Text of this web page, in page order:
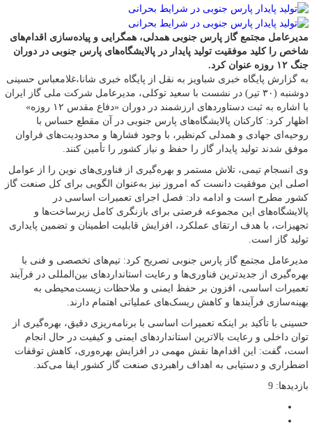
مدیرعامل مجتمع گاز پارس جنوبی همدلی، همگرایی و پیاده‌سازی اقدام‌های
شاخص را کلید موفقیت تولید پایدار در پالایشگاه‌های پارس جنوبی در دوران
جنگ ۱۲ روزه عنوان کرد.
به گزارش پایگاه خبری شباویز به نقل از پایگاه خبری شانا،غلامعباس حسینی
دوشنبه (۳۰ تیر) در نشست با سعید توکلی، مدیرعامل شرکت ملی گاز ایران
با اشاره به ثبت دستاوردهای ارزشمند در دوران «دفاع مقدس ۱۲ روزه»
اظهار کرد: کارکنان پالایشگاه‌های پارس جنوبی در آن مقطع حساس با
روحیه‌ای جهادی و همدلی کم‌نظیر، با وجود فشارها و محدودیت‌های فراوان
موفق شدند تولید پایدار گاز را حفظ و نیاز کشور را تأمین کنند.
وی انسجام تیمی، تلاش مستمر و بهره‌گیری از فناوری‌های نوین را از عوامل
اصلی این موفقیت دانست که امروز نیز به‌عنوان الگویی برای کل صنعت گاز
کشور مطرح است و ادامه داد: فصل اجرای تعمیرات اساسی در
پالایشگاه‌های این مجموعه فرصتی برای بازنگری کامل زیرساخت‌ها و
تجهیزات، با هدف ارتقای عملکرد، افزایش قابلیت اطمینان و تضمین پایداری
تولید گاز است.
مدیرعامل مجتمع گاز پارس جنوبی تصریح کرد: تیم‌های تخصصی و فنی با
بهره‌گیری از جدیدترین فناوری‌ها و رعایت استانداردهای بین‌المللی در فرآیند
تعمیرات اساسی، افزون بر حفظ ایمنی و ملاحظات زیست‌محیطی به
بهینه‌سازی فرآیندها و کاهش ریسک‌های عملیاتی اهتمام دارند.
حسینی با تأکید بر اینکه تعمیرات اساسی با برنامه‌ریزی دقیق، بهره‌گیری از
توان داخلی و رعایت بالاترین استانداردهای ایمنی و کیفیت در حال انجام
است، گفت: این اقدام‌ها نقش مهمی در افزایش بهره‌وری، کاهش توقفات
اضطراری و دستیابی به اهداف راهبردی صنعت گاز کشور ایفا می‌کند.
بازدیدها: 9